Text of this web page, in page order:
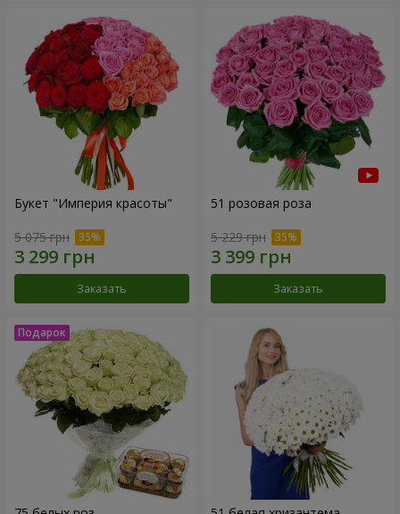
Букет "Империя красоты"
5 075 грн
Заказать
51 розовая роза
5 229 грн
Заказать